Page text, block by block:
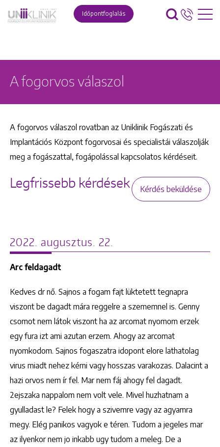
Időpontfoglalás
A fogorvos válaszol
A fogorvos válaszol rovatban az Uniklinik Fogászati és
Implantációs Központ fogorvosai és specialistái válaszolják
meg a fogászattal, fogápolással kapcsolatos kérdéseit.
Kérdés beküldése
Legfrissebb kérdések
2022. augusztus. 22.
Arc feldagadt
Kedves dr nő. Sajnos a fogam fajt lüktetett tegnapra
viszont be dagadt mára reggelre a szememnel is. Genny
csomot nem látok viszont ha az arcomat nyomom erzek
egy fura izt ami azutan erzem. Ahogy az arcomat
nyomkodom. Sajnos fogaszatra idopont elore lathatolag
virus miadt nehez kérni vagy hosszas varakozas. Dalacint a
hazi orvos nem ír fel. Mar nem fáj ahogy fel dagadt.
2ejszaka nappalom nem volt vele. Mivel huzhatnam a
gyulladast le? Felek hogy a szivemre vagy az agyamra
megy. Elég panikos vagyok e téren. Tudom a jegeles mar
az ilyenkor nem jo inkabb ugy tudom a meleg. De a